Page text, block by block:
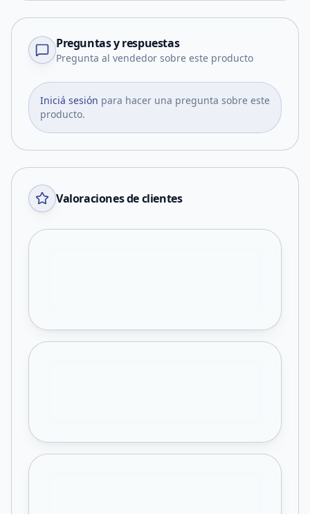
Preguntas y respuestas
Pregunta al vendedor sobre este producto
Iniciá sesión para hacer una pregunta sobre este
producto.
Valoraciones de clientes